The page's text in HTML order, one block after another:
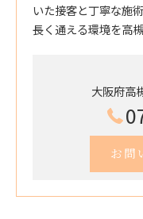
いた接客と丁寧な施
長く通える環境を高
大阪府高
お問